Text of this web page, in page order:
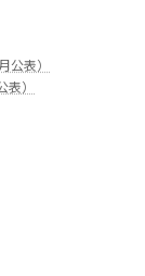
公表）
）